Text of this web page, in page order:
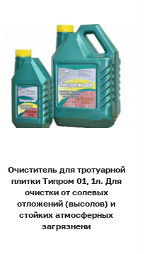
Очиститель для тротуарной
плитки Типром 01, 1л. Для
очистки от солевых
отложений (высолов) и
стойких атмосферных
загрязнени